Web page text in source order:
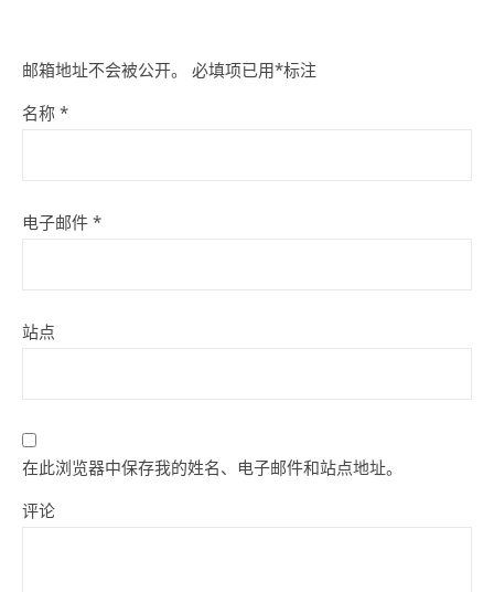
邮箱地址不会被公开。 必填项已用*标注
名称 *
电子邮件 *
站点
在此浏览器中保存我的姓名、电子邮件和站点地址。
评论